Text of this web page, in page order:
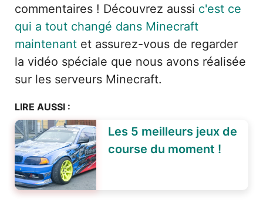
commentaires ! Découvrez aussi c'est ce
qui a tout changé dans Minecraft
maintenant et assurez-vous de regarder
la vidéo spéciale que nous avons réalisée
sur les serveurs Minecraft.
LIRE AUSSI :
Les 5 meilleurs jeux de
course du moment !